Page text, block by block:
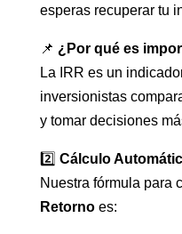
esperas recuperar tu
📌 ¿Por qué es
La IRR es un
inversionistas
y tomar decisiones
2️⃣ Cálculo
Nuestra fórmula para
Retornoes: